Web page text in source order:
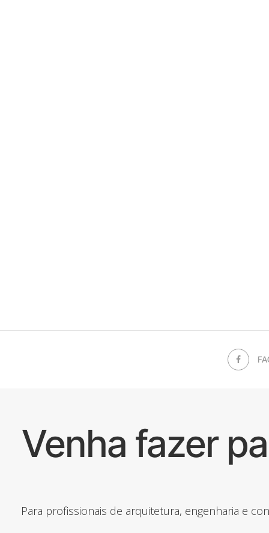
Venha fazer
Para profissionais de arquitetura, engenharia e